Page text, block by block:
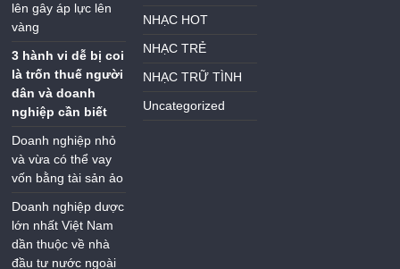
lên gây áp lực lên
vàng
3 hành vi dễ bị coi
là trốn thuế người
dân và doanh
nghiệp cần biết
Doanh nghiệp nhỏ
và vừa có thể vay
vốn bằng tài sản ảo
Doanh nghiệp dược
lớn nhất Việt Nam
dần thuộc về nhà
đầu tư nước ngoài
NHẠC HOT
NHẠC TRẺ
NHẠC TRỮ TÌNH
Uncategorized